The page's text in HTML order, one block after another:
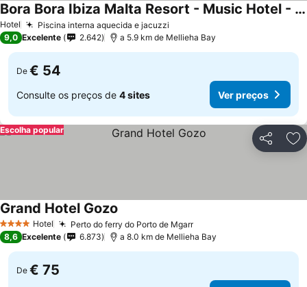
Hotel Piscina interna aquecida e jacuzzi
Bora Bora Ibiza Malta Resort - Music Hotel - Adults Only 18 plus
9,0 Excelente 2.642 a 5.9 km de Mellieha Bay
De € 54
Consulte os preços de 4 sites Ver preços
Partilhar
Escolha popular
4 EstrelasHotel Perto do ferry do Porto de Mgarr
Grand Hotel Gozo
8,6 Excelente 6.873 a 8.0 km de Mellieha Bay
De € 75